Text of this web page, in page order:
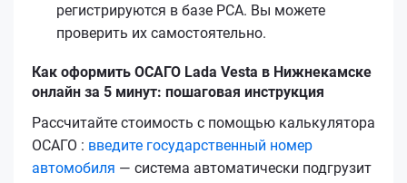
регистрируются в базе РСА. Вы можете
проверить их самостоятельно.
Как оформить ОСАГО Lada Vesta в Нижнекамске
онлайн за 5 минут: пошаговая инструкция
Рассчитайте стоимость с помощью калькулятора
ОСАГО : введите государственный номер
автомобиля — система автоматически подгрузит